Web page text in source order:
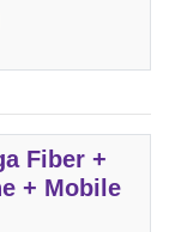
Fiber +
+ Mobile